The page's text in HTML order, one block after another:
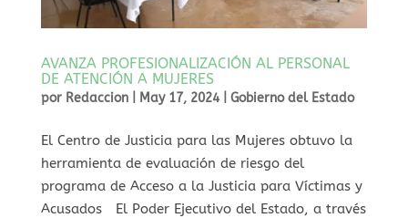
AVANZA PROFESIONALIZACIÓN AL PERSONAL
DE ATENCIÓN A MUJERES
por Redaccion| May 17, 2024| Gobierno del Estado
El Centro de Justicia para las Mujeres obtuvo la
herramienta de evaluación de riesgo del
programa de Acceso a la Justicia para Víctimas y
Acusados El Poder Ejecutivo del Estado, a través